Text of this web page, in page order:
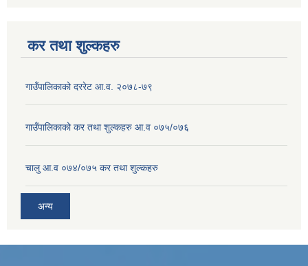
कर तथा शुल्कहरु
गाउँपालिकाको दररेट आ.व. २०७८-७९
गाउँपालिकाको कर तथा शुल्कहरु आ.व ०७५/०७६
चालु आ.व ०७४/०७५ कर तथा शुल्कहरु
अन्य